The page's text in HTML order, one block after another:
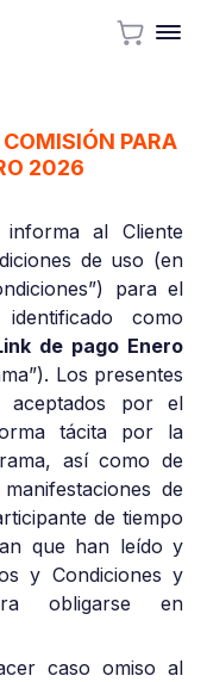
PARA
2026
al Cliente
de uso (en
para el
como
de pago Enero
Los presentes
aceptados por el
tácita por la
así como de
de
de tiempo
que han leído y
y Condiciones y
obligarse en
caso omiso al